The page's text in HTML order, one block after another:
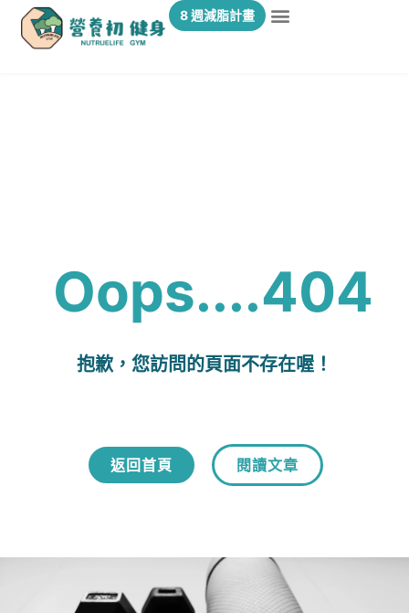
8 週減脂計畫
Oops....404
抱歉，您訪問的頁面不存在喔！
返回首頁 閱讀文章